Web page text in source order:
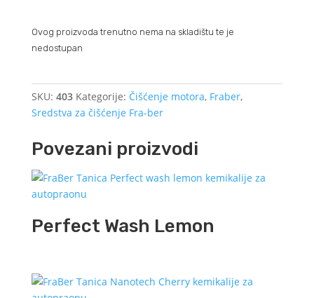
Ovog proizvoda trenutno nema na skladištu te je
nedostupan
SKU: 403 Kategorije: Čišćenje motora, Fraber,
Sredstva za čišćenje Fra-ber
Povezani proizvodi
Perfect Wash Lemon